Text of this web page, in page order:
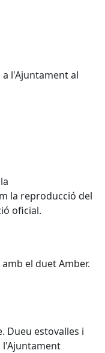
l'Ajuntament al
la reproducció del
oficial.
el duet Amber.
Dueu estovalles i
l'Ajuntament